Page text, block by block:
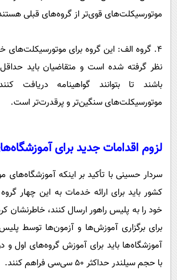
موتورسیکلت‌های قوی‌تر از گروه‌های قبلی
۴. گروه الف: این گروه برای موتورسیکلت‌های
باشند تا بتوانند گواهینامه دریافت
موتورسیکلت‌های سنگین‌تر و پرقدرت‌تر است.
لزوم اقدامات جدید برای
سردار حسینی با تأکید بر اینکه آموزشگاه‌های
کشور باید برای ارائه خدمات به این چهار
خود را به پلیس راهور ارسال کنند، خاطرنشان
برای برگزاری آموزش‌ها و آزمون‌ها توسط
آموزشگاه‌ها باید برای آموزش گروه‌های اول و
با حجم سیلندر حداکثر ۵۰ سی‌سی فراهم کنند.